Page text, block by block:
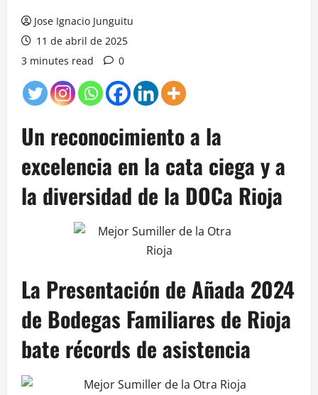
Jose Ignacio Junguitu
11 de abril de 2025
3 minutes read
0
Un reconocimiento a la
excelencia en la cata ciega y a
la diversidad de la DOCa Rioja
La Presentación de Añada 2024
de Bodegas Familiares de Rioja
bate récords de asistencia